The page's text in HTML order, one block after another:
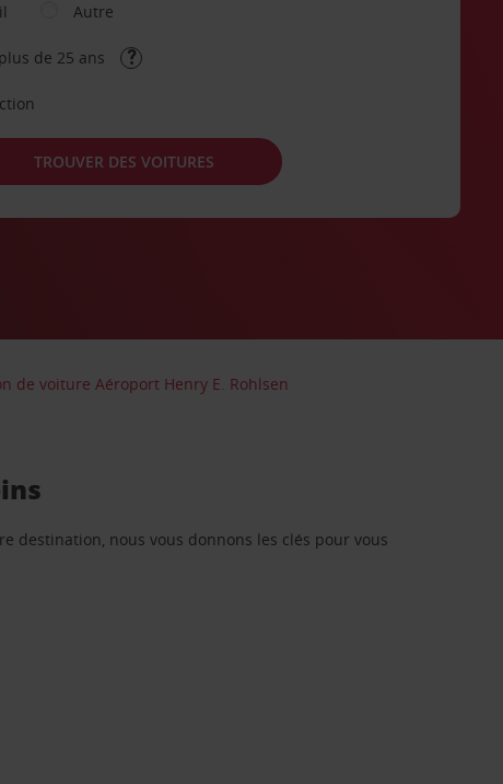
Autre
de 25 ans
TROUVER DES VOITURES
de voiture Aéroport Henry E. Rohlsen
destination, nous vous donnons les clés pour vous